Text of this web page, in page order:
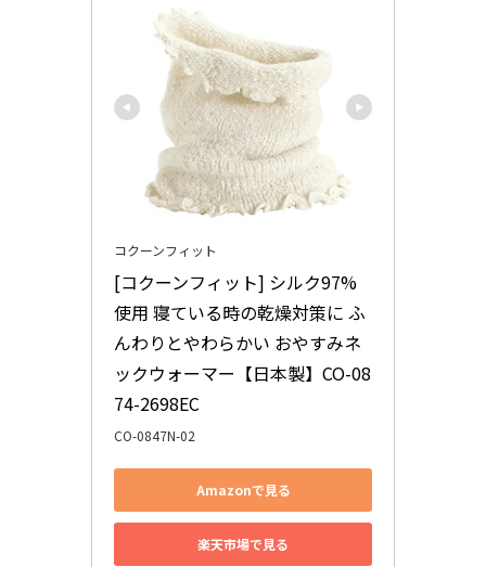
コクーンフィット
[コクーンフィット] シルク97%
使用 寝ている時の乾燥対策に ふ
んわりとやわらかい おやすみネ
ックウォーマー【日本製】CO-08
74-2698EC
CO-0847N-02
Amazonで見る
楽天市場で見る